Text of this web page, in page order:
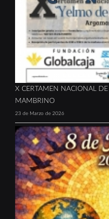
X CERTAMEN NACIONAL
MAMBRINO
23 de Marzo de 2026